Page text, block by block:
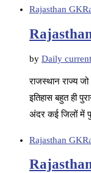
Rajasthan GK
by Daily
राजस्थान राज्य
इतिहास बहुत ही
अंदर कई जिलों में
Rajasthan GK